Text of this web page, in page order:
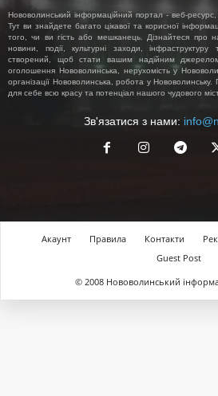
Нововолинський інформаційний портал - веб-ресурс,
Тут ви знайдете багато цікавої та корисної
того, чи ви гість або мешканець. Дізнайтеся про
новини, події, культурні заходи,
створений, щоб стати вашим надійним джерелом
оголошення Нововолинська, нерухомість у
організації Нововолинська, робота у
для себе всю красу та потенціал нашого чудового
Зв'язатися з нами:
Акаунт Правила Контакти
Guest Post
© 2008 Нововолинський